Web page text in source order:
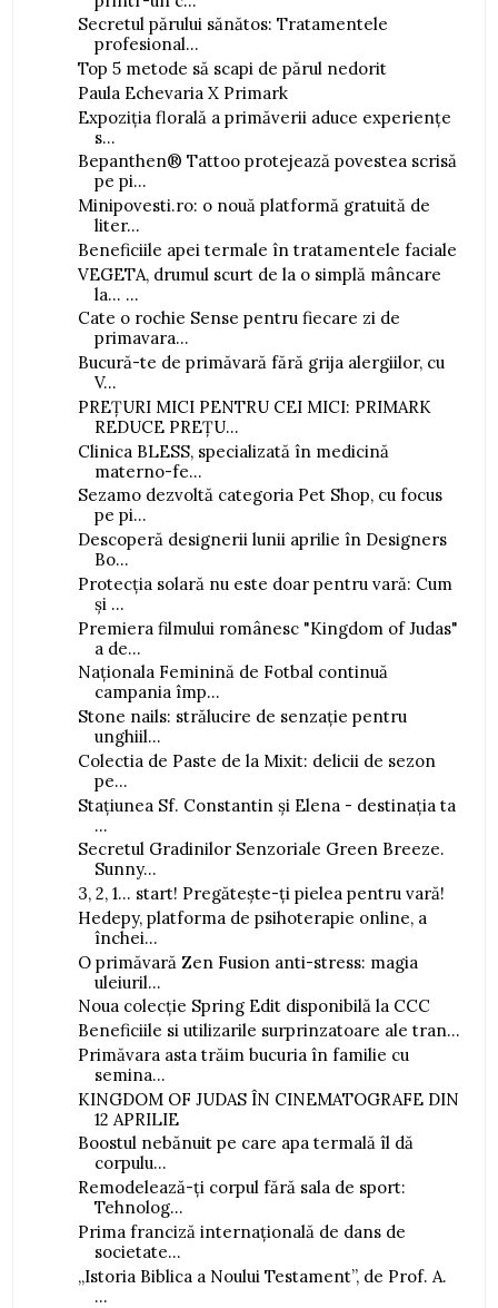
Secretul părului sănătos: Tratamentele
profesional...
Top 5 metode să scapi de părul nedorit
Paula Echevaria X Primark
Expoziția florală a primăverii aduce experiențe
s...
Bepanthen® Tattoo protejează povestea scrisă
pe pi...
Minipovesti.ro: o nouă platformă gratuită de
liter...
Beneficiile apei termale în tratamentele faciale
VEGETA, drumul scurt de la o simplă mâncare
la... ...
Cate o rochie Sense pentru fiecare zi de
primavara...
Bucură-te de primăvară fără grija alergiilor, cu
V...
PREȚURI MICI PENTRU CEI MICI: PRIMARK
REDUCE PREȚU...
Clinica BLESS, specializată în medicină
materno-fe...
Sezamo dezvoltă categoria Pet Shop, cu focus
pe pi...
Descoperă designerii lunii aprilie în Designers
Bo...
Protecția solară nu este doar pentru vară: Cum
și ...
Premiera filmului românesc "Kingdom of Judas"
a de...
Naționala Feminină de Fotbal continuă
campania împ...
Stone nails: strălucire de senzație pentru
unghiil...
Colectia de Paste de la Mixit: delicii de sezon
pe...
Stațiunea Sf. Constantin și Elena - destinația ta
...
Secretul Gradinilor Senzoriale Green Breeze.
Sunny...
3, 2, 1… start! Pregătește-ți pielea pentru vară!
Hedepy, platforma de psihoterapie online, a
închei...
O primăvară Zen Fusion anti-stress: magia
uleiuril...
Noua colecție Spring Edit disponibilă la CCC
Beneficiile si utilizarile surprinzatoare ale tran...
Primăvara asta trăim bucuria în familie cu
semina...
KINGDOM OF JUDAS ÎN CINEMATOGRAFE DIN
12 APRILIE
Boostul nebănuit pe care apa termală îl dă
corpulu...
Remodelează-ți corpul fără sala de sport:
Tehnolog...
Prima franciză internațională de dans de
societate...
„Istoria Biblica a Noului Testament”, de Prof. A.
...